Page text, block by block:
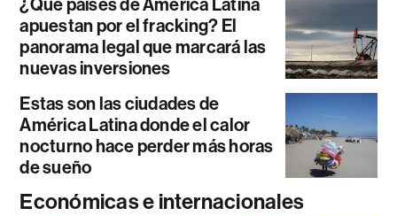
¿Qué países de América Latina
apuestan por el fracking? El
panorama legal que marcará las
nuevas inversiones
Estas son las ciudades de
América Latina donde el calor
nocturno hace perder más horas
de sueño
Económicas e internacionales